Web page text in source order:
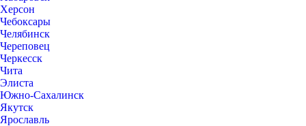
Херсон
Чебоксары
Челябинск
Череповец
Черкесск
Чита
Элиста
Южно-Сахалинск
Якутск
Ярославль